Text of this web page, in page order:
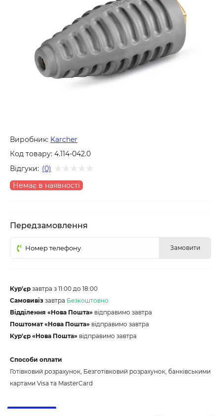
Виробник: Karcher
Код товару: 4.114-042.0
Відгуки: (0)
Немає в наявності
Передзамовлення
Замовити
Кур'єр завтра з 11:00 до 18:00
Самовивіз завтра Безкоштовно
Відділення «Нова Пошта» відправимо завтра
Поштомат «Нова Пошта» відправимо завтра
Кур'єр «Нова Пошта» відправимо завтра
Способи оплати
Готівковий розрахунок, Безготівковий розрахунок, банківськими
картами Visa та MasterCard